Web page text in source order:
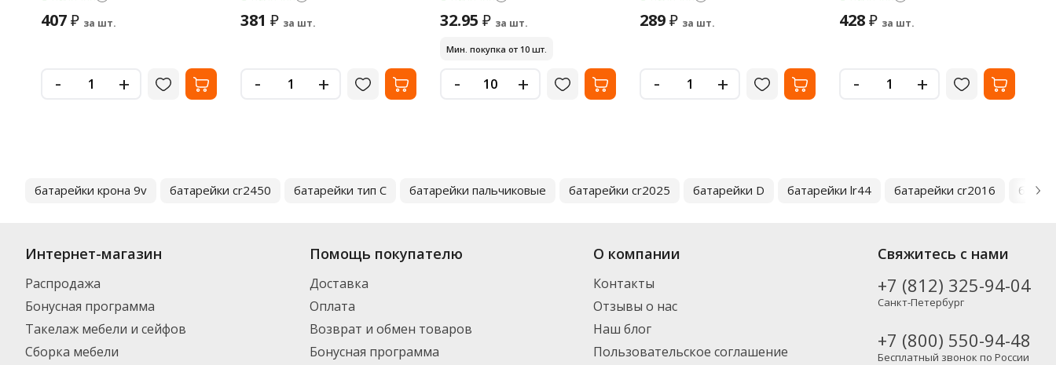
407₽ за шт.
- +
381 ₽ за шт.
- +
32.95 ₽ за шт.
Мин. покупка от 10 шт.
- +
289₽ за шт.
- +
4906121414
428₽ за шт.
- +
батарейки крона 9v батарейки cr2450 батарейки тип C батарейки пальчиковые батарейки cr2025 батарейки D батарейки lr44 батарейки cr2016
Интернет-магазин
Распродажа
Бонусная программа
Такелаж мебели и сейфов
Сборка мебели
Помощь покупателю
Доставка
Оплата
Возврат и обмен товаров
Бонусная программа
О компании
Контакты
Отзывы о нас
Наш блог
Пользовательское соглашение
Свяжитесь с нами
+7 (812) 325-94-04
Санкт-Петербург
+7 (800) 550-94-48
Бесплатный звонок по России